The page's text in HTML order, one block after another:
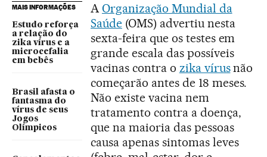
MAIS INFORMAÇÕES
Estudo reforça
a relação do
zika vírus e a
microcefalia
em bebês
Brasil afasta o
fantasma do
vírus de seus
Jogos
Olímpicos
A Organização Mundial da
Saúde(OMS) advertiu nesta
sexta-feira que os testes em
grande escala das possíveis
vacinas contra o zika vírusnão
começarão antes de 18 meses.
Não existe vacina nem
tratamento contra a doença,
que na maioria das pessoas
causa apenas sintomas leves